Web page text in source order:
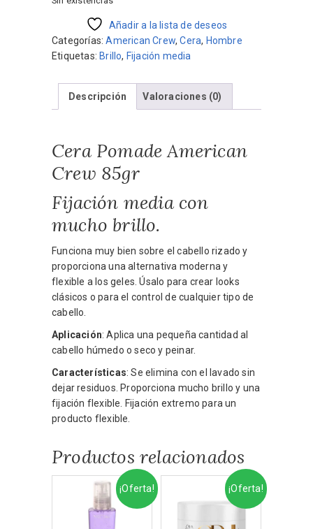
Añadir a la lista de deseos
Categorías:American Crew,Cera, Hombre
Etiquetas: Brillo, Fijación media
Descripción Valoraciones (0)
Cera Pomade American
Crew 85gr
Fijación media con
mucho brillo.
Funciona muy bien sobre el cabello rizado y
proporciona una alternativa moderna y
flexible a los geles. Úsalo para crear looks
clásicos o para el control de cualquier tipo de
cabello.
Aplicación: Aplica una pequeña cantidad al
cabello húmedo o seco y peinar.
Características: Se elimina con el lavado sin
dejar residuos. Proporciona mucho brillo y una
fijación flexible. Fijación extremo para un
producto flexible.
Productos relacionados
¡Oferta! ¡Oferta!